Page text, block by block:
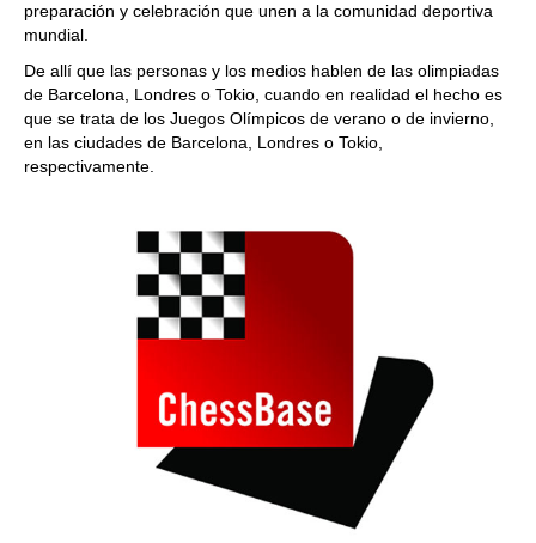
preparación y celebración que unen a la comunidad deportiva
mundial.
De allí que las personas y los medios hablen de las olimpiadas
de Barcelona, Londres o Tokio, cuando en realidad el hecho es
que se trata de los Juegos Olímpicos de verano o de invierno,
en las ciudades de Barcelona, Londres o Tokio,
respectivamente.